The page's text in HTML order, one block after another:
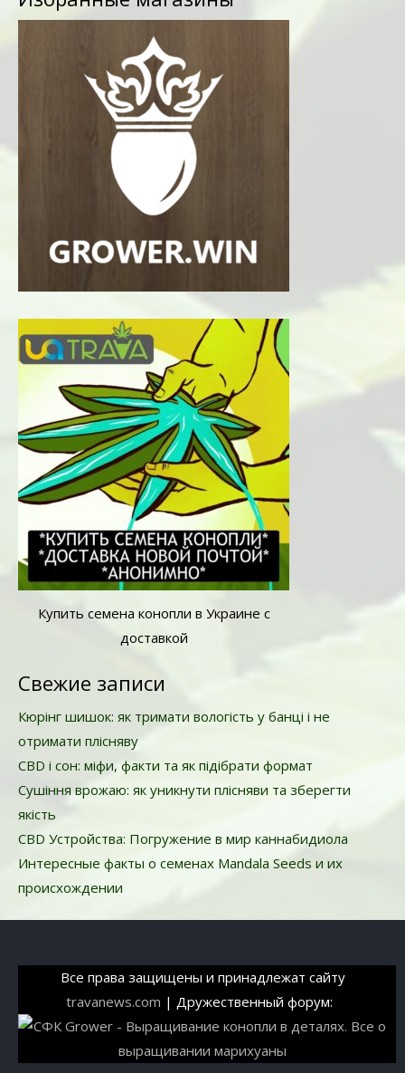
Купить семена конопли в Украине с
доставкой
Свежие записи
Кюрінг шишок: як тримати вологість у банці і не
отримати плісняву
CBD і сон: міфи, факти та як підібрати формат
Сушіння врожаю: як уникнути плісняви та зберегти
якість
CBD Устройства: Погружение в мир каннабидиола
Интересные факты о семенах Mandala Seeds и их
происхождении
Все права защищены и принадлежат сайту
travanews.com | Дружественный форум: